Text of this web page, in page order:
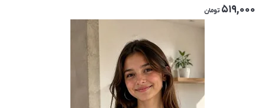
519,000 تومان